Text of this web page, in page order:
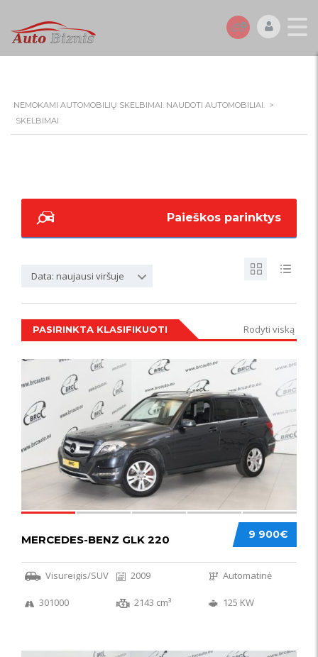
NEMOKAMI AUTOMOBILIŲ SKELBIMAI. NAUDOTI AUTOMOBILIAI. >
SKELBIMAI
Paieškos parinktys
Data: naujausi viršuje
PASIRINKTA KLASIFIKUOTI Rodyti viską
IŠSKIRTINIS
9 900€
MERCEDES-BENZ GLK 220
Visureigis/SUV 2009 Automatinė
301000 2143 cm³ 125 KW